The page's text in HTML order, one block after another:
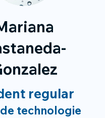
regular
technologie